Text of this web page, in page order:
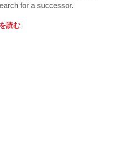
for a successor.
読む